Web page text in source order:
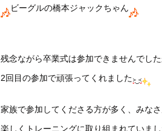
ビーグルの橋本ジャックちゃん
残念ながら卒業式は参加できませんでし
2回目の参加で頑張ってくれました
家族で参加してくださる方が多く、みな
楽しくトレーニングに取り組まれていま